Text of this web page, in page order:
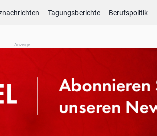
Tagungsberichte Berufspolitik
Anzeige